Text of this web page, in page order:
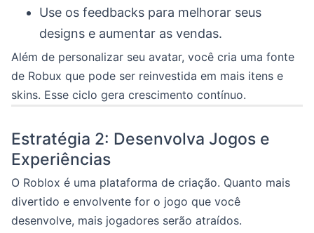
Use os feedbacks para melhorar seus
designs e aumentar as vendas.
Além de personalizar seu avatar, você cria uma fonte
de Robux que pode ser reinvestida em mais itens e
skins. Esse ciclo gera crescimento contínuo.
Estratégia 2: Desenvolva Jogos e
Experiências
O Roblox é uma plataforma de criação. Quanto mais
divertido e envolvente for o jogo que você
desenvolve, mais jogadores serão atraídos.